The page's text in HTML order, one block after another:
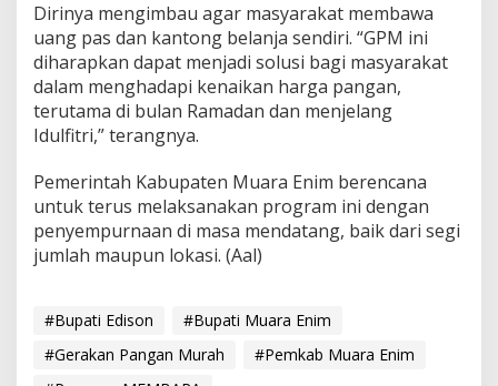
Dirinya mengimbau agar masyarakat membawa
uang pas dan kantong belanja sendiri. “GPM ini
diharapkan dapat menjadi solusi bagi masyarakat
dalam menghadapi kenaikan harga pangan,
terutama di bulan Ramadan dan menjelang
Idulfitri,” terangnya.
Pemerintah Kabupaten Muara Enim berencana
untuk terus melaksanakan program ini dengan
penyempurnaan di masa mendatang, baik dari segi
jumlah maupun lokasi. (Aal)
#Bupati Edison
#Bupati Muara Enim
#Gerakan Pangan Murah
#Pemkab Muara Enim